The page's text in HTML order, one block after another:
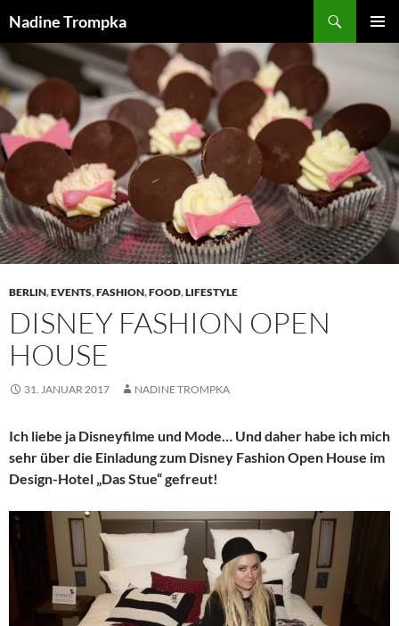
Inhalt
springen
Nadine Trompka
BERLIN,EVENTS,FASHION,FOOD,LIFESTYLE
DISNEY FASHION OPEN
HOUSE
31. JANUAR 2017 NADINE TROMPKA
Ich liebe ja Disneyfilme und Mode… Und daher habe ich mich
sehr über die Einladung zum Disney Fashion Open House im
Design-Hotel „Das Stue“ gefreut!